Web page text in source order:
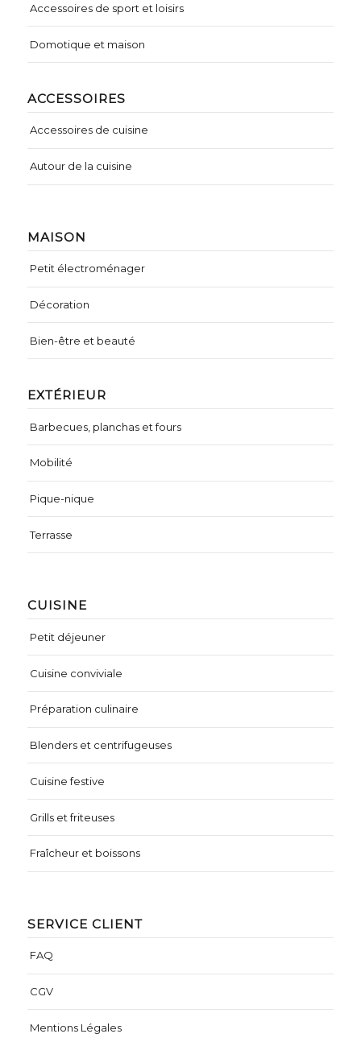
CUISINE
Petit déjeuner
Cuisine conviviale
Préparation culinaire
Blenders et centrifugeuses
Cuisine festive
Grills et friteuses
Fraîcheur et boissons
MAISON
Petit électroménager
Décoration
Bien-être et beauté
EXTÉRIEUR
Barbecues, planchas et fours
Mobilité
Pique-nique
Terrasse
Accessoires de sport et loisirs
Domotique et maison
ACCESSOIRES
Accessoires de cuisine
Autour de la cuisine
SERVICE CLIENT
FAQ
CGV
Mentions Légales